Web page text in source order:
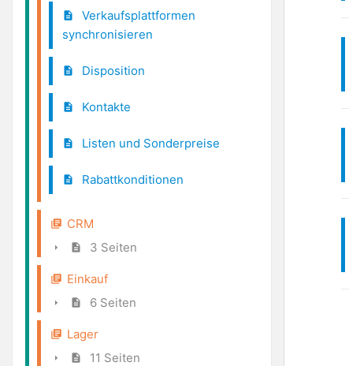
Verkaufsplattformen
synchronisieren
Disposition
Kontakte
Listen und Sonderpreise
Rabattkonditionen
CRM
3 Seiten
Einkauf
6 Seiten
Lager
11 Seiten